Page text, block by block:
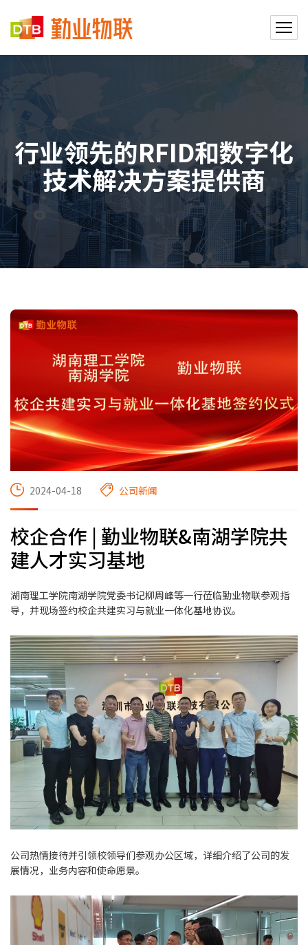
行业领先的RFID和数字化
技术解决方案提供商
2024-04-18 公司新闻
校企合作 | 勤业物联&南湖学院共
建人才实习基地
湖南理工学院南湖学院党委书记柳周峰等一行莅临勤业物联参观指
导，并现场签约校企共建实习与就业一体化基地协议。
公司热情接待并引领校领导们参观办公区域，详细介绍了公司的发
展情况，业务内容和使命愿景。